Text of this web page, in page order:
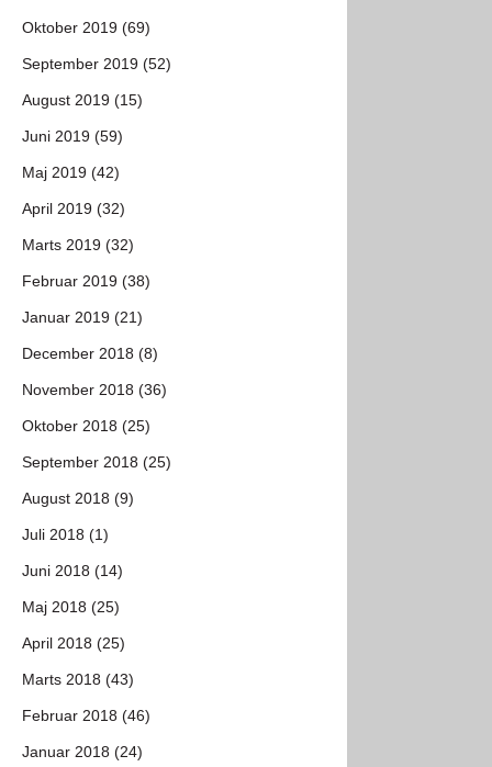
Oktober 2019 (69)
September 2019 (52)
August 2019 (15)
Juni 2019 (59)
Maj 2019 (42)
April 2019 (32)
Marts 2019 (32)
Februar 2019 (38)
Januar 2019 (21)
December 2018 (8)
November 2018 (36)
Oktober 2018 (25)
September 2018 (25)
August 2018 (9)
Juli 2018 (1)
Juni 2018 (14)
Maj 2018 (25)
April 2018 (25)
Marts 2018 (43)
Februar 2018 (46)
Januar 2018 (24)